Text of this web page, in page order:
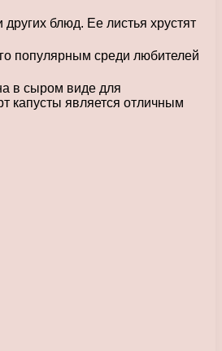
блюд. Ее листья хрустят
популярным среди любителей
в сыром виде для
капусты является отличным